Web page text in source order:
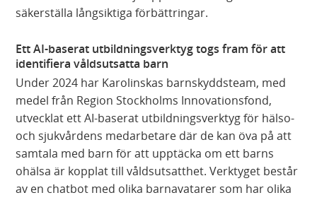
säkerställa långsiktiga förbättringar.
Ett AI-baserat utbildningsverktyg togs fram för att
identifiera våldsutsatta barn
Under 2024 har Karolinskas barnskyddsteam, med
medel från Region Stockholms Innovationsfond,
utvecklat ett AI-baserat utbildningsverktyg för hälso-
och sjukvårdens medarbetare där de kan öva på att
samtala med barn för att upptäcka om ett barns
ohälsa är kopplat till våldsutsatthet. Verktyget består
av en chatbot med olika barnavatarer som har olika